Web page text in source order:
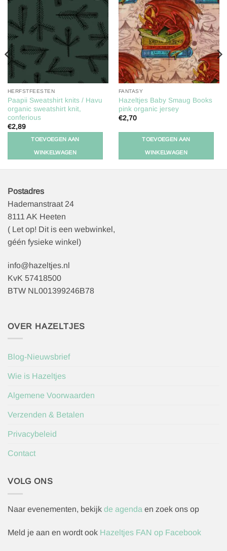
Toevoegen
aan
verlanglijst
HERFSTFEESTEN
Paapii Sweatshirt knits / Havu
organic sweatshirt knit,
conferious
€2,89
TOEVOEGEN AAN
WINKELWAGEN
Toevoegen
aan
verlanglijst
FANTASY
Hazeltjes Baby Smaug Books
pink organic jersey
€2,70
TOEVOEGEN AAN
WINKELWAGEN
Postadres
Hademanstraat 24
8111 AK Heeten
( Let op! Dit is een webwinkel,
géén fysieke winkel)
info@hazeltjes.nl
KvK 57418500
BTW NL001399246B78
OVER HAZELTJES
Blog-Nieuwsbrief
Wie is Hazeltjes
Algemene Voorwaarden
Verzenden & Betalen
Privacybeleid
Contact
VOLG ONS
Naar evenementen, bekijk de agenda en zoek ons op
Meld je aan en wordt ook Hazeltjes FAN op Facebook